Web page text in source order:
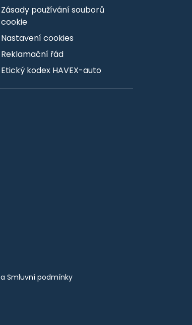
Zásady používání souborů
cookie
Nastavení cookies
Reklamační řád
Etický kodex HAVEX-auto
a Smluvní podmínky